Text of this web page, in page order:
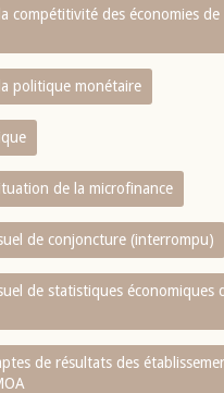
compétitivité des économies de
politique monétaire
de la microfinance
de conjoncture (interrompu)
de statistiques économiques
de résultats des